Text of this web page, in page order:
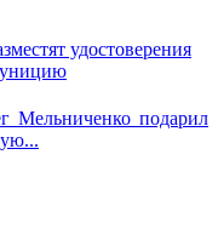
удостоверения
Мельниченко подарил